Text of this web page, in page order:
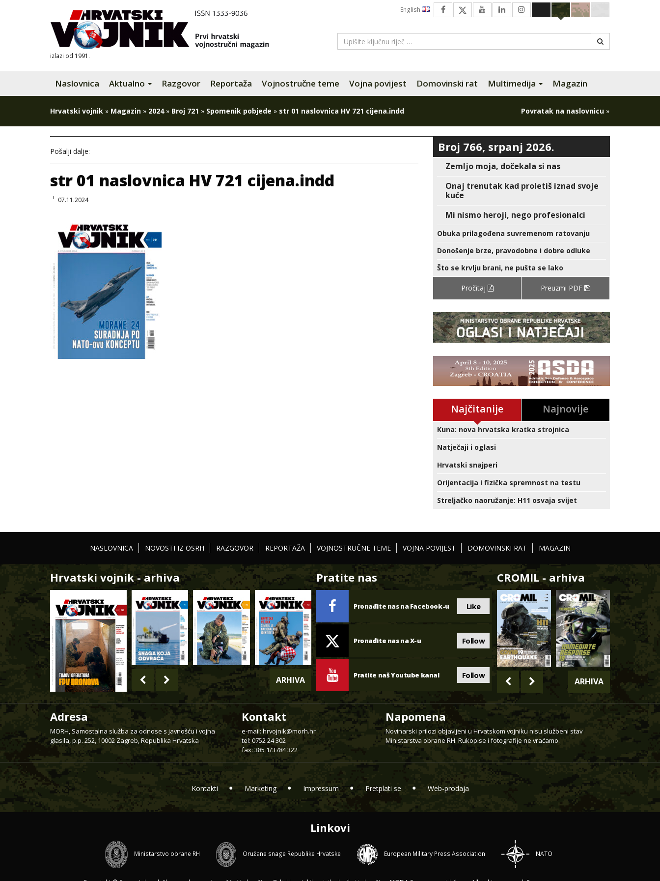
izlazi od 1991.
English
Naslovnica Aktualno Razgovor Reportaža Vojnostručne teme Vojna povijest Domovinski rat Multimedija Magazin
Hrvatski vojnik » Magazin » 2024» Broj 721 » Spomenik pobjede » str 01 naslovnica HV 721 cijena.indd Povratak na naslovnicu »
Pošalji dalje:
str 01 naslovnica HV 721 cijena.indd
07.11.2024
Broj 766, srpanj 2026.
Zemljo moja, dočekala si nas
Onaj trenutak kad proletiš iznad svoje
kuće
Mi nismo heroji, nego profesionalci
Obuka prilagođena suvremenom ratovanju
Donošenje brze, pravodobne i dobre odluke
Što se krvlju brani, ne pušta se lako
Pročitaj Preuzmi PDF
Najčitanije Najnovije
Kuna: nova hrvatska kratka strojnica
Natječaji i oglasi
Hrvatski snajperi
Orijentacija i fizička spremnost na testu
Streljačko naoružanje: H11 osvaja svijet
NASLOVNICA NOVOSTI IZ OSRH RAZGOVOR REPORTAŽA VOJNOSTRUČNE TEME VOJNA POVIJEST DOMOVINSKI RAT MAGAZIN
Hrvatski vojnik - arhiva
ARHIVA
Pratite nas
Pronađite nas na Facebook-u Like
Pronađite nas na X-u Follow
Pratite naš Youtube kanal Follow
CROMIL - arhiva
ARHIVA
Adresa
MORH, Samostalna služba za odnose s javnošću i vojna
glasila, p.p. 252, 10002 Zagreb, Republika Hrvatska
Kontakt
e-mail: hrvojnik@morh.hr
tel: 0752 24 302
fax: 385 1/3784 322
Napomena
Novinarski prilozi objavljeni u Hrvatskom vojniku nisu službeni stav
Ministarstva obrane RH. Rukopise i fotografije ne vraćamo.
Kontakti Marketing Impressum Pretplati se Web-prodaja
Linkovi
Ministarstvo obrane RH Oružane snage Republike Hrvatske European Military Press Association NATO